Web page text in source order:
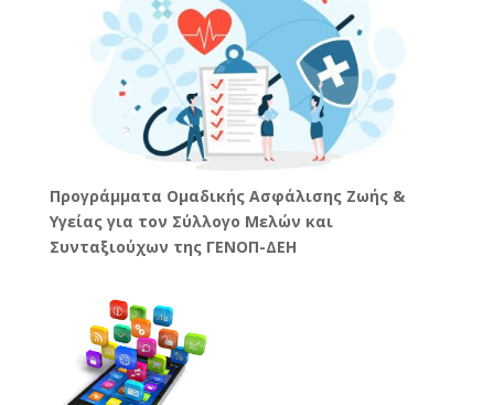
Προγράμματα Ομαδικής Ασφάλισης Ζωής &
Υγείας για τον Σύλλογο Μελών και
Συνταξιούχων της ΓΕΝΟΠ-ΔΕΗ